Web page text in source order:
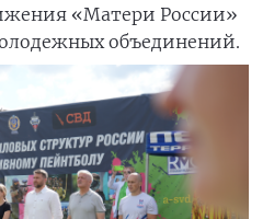
«Матери России»
объединений.